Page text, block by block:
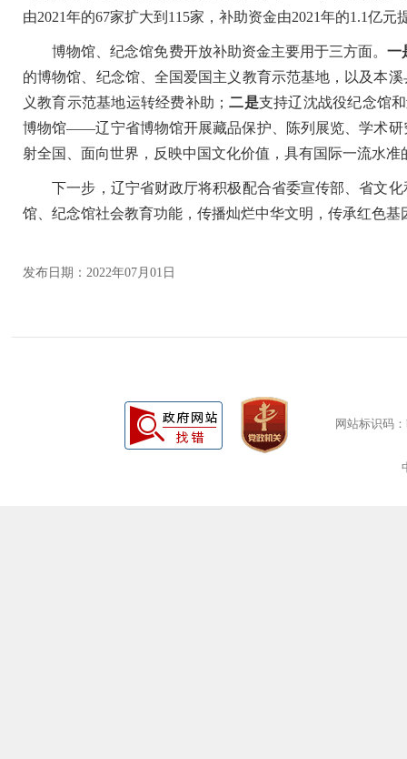
由2021年的67家扩大到115家，补助资金由2021年的1.1亿元
博物馆、纪念馆免费开放补助资金主要用于三方面。一
的博物馆、纪念馆、全国爱国主义教育示范基地，以及本
义教育示范基地运转经费补助；二是支持辽沈战役纪念馆
博物馆——辽宁省博物馆开展藏品保护、陈列展览、学术
射全国、面向世界，反映中国文化价值，具有国际一流水准
下一步，辽宁省财政厅将积极配合省委宣传部、省文化
馆、纪念馆社会教育功能，传播灿烂中华文明，传承红色基
发布日期：2022年07月01日
网站标识码